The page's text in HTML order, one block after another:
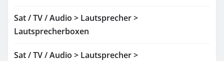
Sat / TV / Audio > Lautsprecher >
Lautsprecherboxen
Sat / TV / Audio > Lautsprecher >